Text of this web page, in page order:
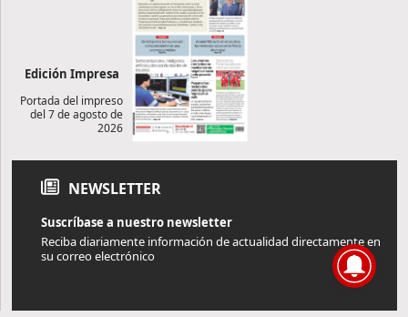
Edición Impresa
Portada del impreso
del 7 de agosto de
2026
NEWSLETTER
Suscríbase a nuestro newsletter
Reciba diariamente información de actualidad directamente en
su correo electrónico